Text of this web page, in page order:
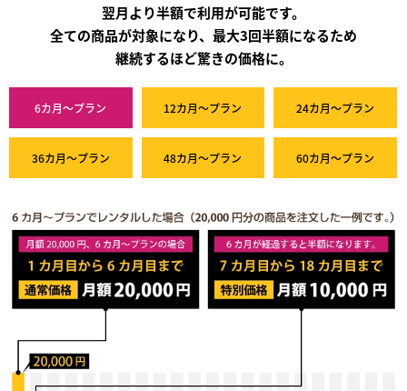
翌月より半額で利用が可能です。
全ての商品が対象になり、最大3回半額になるため
継続するほど驚きの価格に。
6カ月～プラン 12カ月～プラン 24カ月～プラン
36カ月～プラン 48カ月～プラン 60カ月～プラン